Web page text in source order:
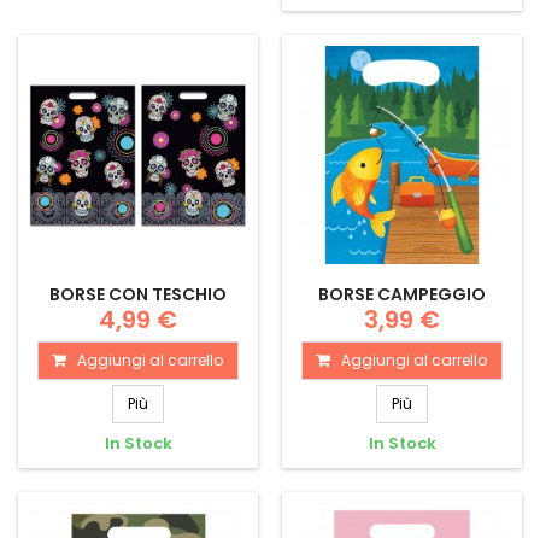
BORSE CON TESCHIO
4,99 €
Aggiungi al carrello
Più
In Stock
BORSE CAMPEGGIO
3,99 €
Aggiungi al carrello
Più
In Stock